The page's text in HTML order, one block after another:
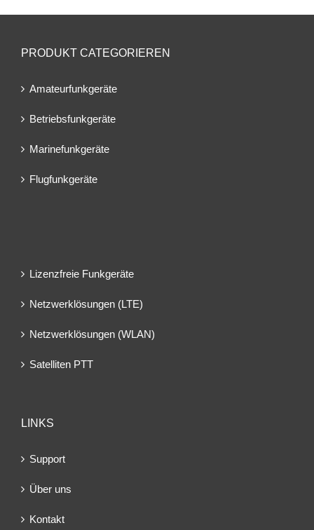
PRODUKT CATEGORIEREN
Amateurfunkgeräte
Betriebsfunkgeräte
Marinefunkgeräte
Flugfunkgeräte
Lizenzfreie Funkgeräte
Netzwerklösungen (LTE)
Netzwerklösungen (WLAN)
Satelliten PTT
LINKS
Support
Über uns
Kontakt